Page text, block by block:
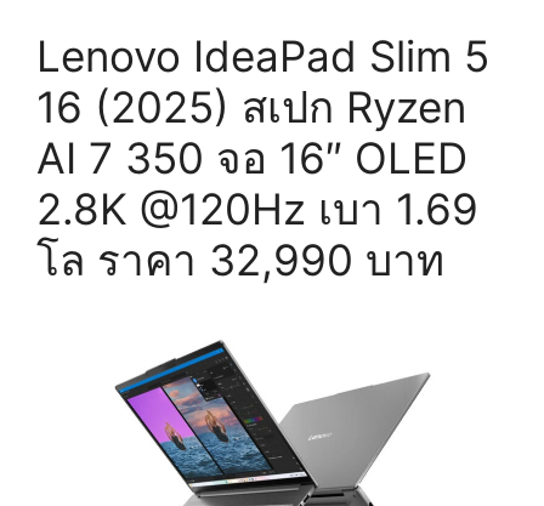
Lenovo IdeaPad Slim 5
16 (2025) สเปก Ryzen
AI 7 350 จอ 16″ OLED
2.8K @120Hz เบา 1.69
โล ราคา 32,990 บาท